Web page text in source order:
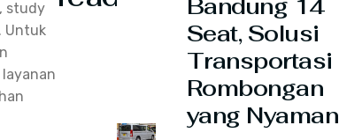
study
Untuk
Bandung 14
Seat, Solusi
Transportasi
Rombongan
yang Nyaman